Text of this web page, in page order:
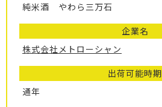
純米酒 やわら三万石
企業名
株式会社メトローシャン
出荷可能時期
通年